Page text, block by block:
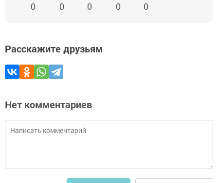
0 0 0 0 0
Расскажите друзьям
Нет комментариев